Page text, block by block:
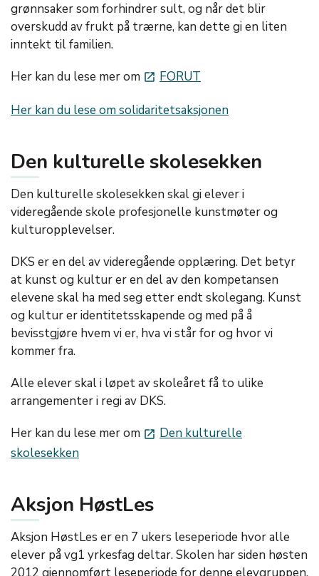
grønnsaker som forhindrer sult, og når det blir
overskudd av frukt på trærne, kan dette gi en liten
inntekt til familien.
Her kan du lese mer om launch FORUT
Her kan du lese om solidaritetsaksjonen
Den kulturelle skolesekken
Den kulturelle skolesekken skal gi elever i
videregående skole profesjonelle kunstmøter og
kulturopplevelser.
DKS er en del av videregående opplæring. Det betyr
at kunst og kultur er en del av den kompetansen
elevene skal ha med seg etter endt skolegang. Kunst
og kultur er identitetsskapende og med på å
bevisstgjøre hvem vi er, hva vi står for og hvor vi
kommer fra.
Alle elever skal i løpet av skoleåret få to ulike
arrangementer i regi av DKS.
Her kan du lese mer om launch Den kulturelle
skolesekken
Aksjon HøstLes
Aksjon HøstLes er en 7 ukers leseperiode hvor alle
elever på vg1 yrkesfag deltar. Skolen har siden høsten
2012 gjennomført leseperiode for denne elevgruppen.